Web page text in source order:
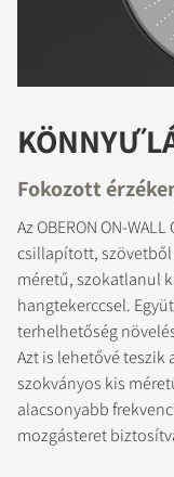
KÖNNYŰ
Fokozott
Az OBERON ON-
csillapított, szövetből
méretű, szokatlanul
hangtekerccsel.
terhelhetőség
Azt is lehetővé teszik
szokványos kis
alacsonyabb
mozgásteret